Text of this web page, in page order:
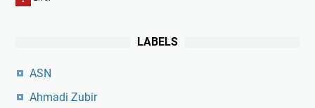
LABELS
ASN
Ahmadi Zubir